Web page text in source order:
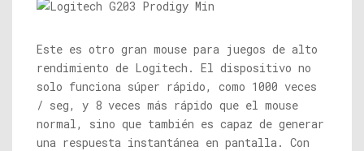
Este es otro gran mouse para juegos de alto
rendimiento de Logitech. El dispositivo no
solo funciona súper rápido, como 1000 veces
/ seg, y 8 veces más rápido que el mouse
normal, sino que también es capaz de generar
una respuesta instantánea en pantalla. Con